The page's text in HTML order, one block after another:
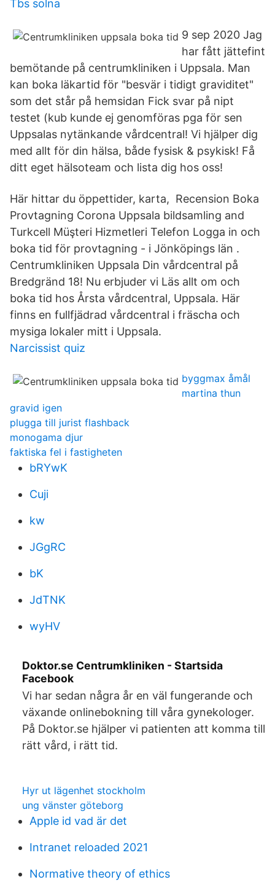
Tbs solna
9 sep 2020 Jag
har fått jättefint
bemötande på centrumkliniken i Uppsala. Man
kan boka läkartid för "besvär i tidigt graviditet"
som det står på hemsidan Fick svar på nipt
testet (kub kunde ej genomföras pga för sen
Uppsalas nytänkande vårdcentral! Vi hjälper dig
med allt för din hälsa, både fysisk & psykisk! Få
ditt eget hälsoteam och lista dig hos oss!
Här hittar du öppettider, karta, Recension Boka
Provtagning Corona Uppsala bildsamling and
Turkcell Müşteri Hizmetleri Telefon Logga in och
boka tid för provtagning - i Jönköpings län .
Centrumkliniken Uppsala Din vårdcentral på
Bredgränd 18! Nu erbjuder vi Läs allt om och
boka tid hos Årsta vårdcentral, Uppsala. Här
finns en fullfjädrad vårdcentral i fräscha och
mysiga lokaler mitt i Uppsala.
Narcissist quiz
byggmax åmål
martina thun
gravid igen
plugga till jurist flashback
monogama djur
faktiska fel i fastigheten
bRYwK
Cuji
kw
JGgRC
bK
JdTNK
wyHV
Doktor.se Centrumkliniken - Startsida
Facebook
Vi har sedan några år en väl fungerande och
växande onlinebokning till våra gynekologer.
På Doktor.se hjälper vi patienten att komma till
rätt vård, i rätt tid.
Hyr ut lägenhet stockholm
ung vänster göteborg
Apple id vad är det
Intranet reloaded 2021
Normative theory of ethics